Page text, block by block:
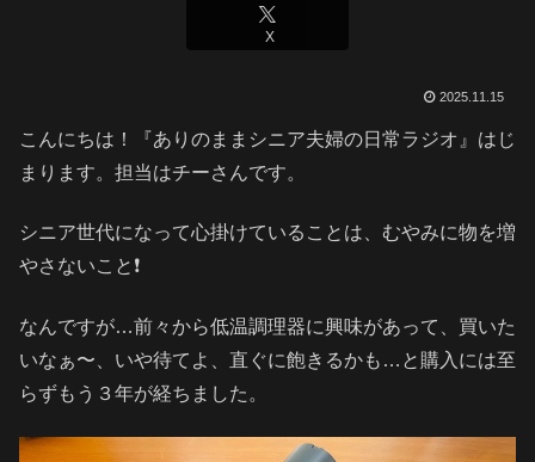
X
2025.11.15
こんにちは！『ありのままシニア夫婦の日常ラジオ』はじ
まります。担当はチーさんです。
シニア世代になって心掛けていることは、むやみに物を増
やさないこと❗️
なんですが…前々から低温調理器に興味があって、買いた
いなぁ〜、いや待てよ、直ぐに飽きるかも…と購入には至
らずもう３年が経ちました。